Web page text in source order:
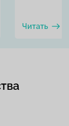
Читать